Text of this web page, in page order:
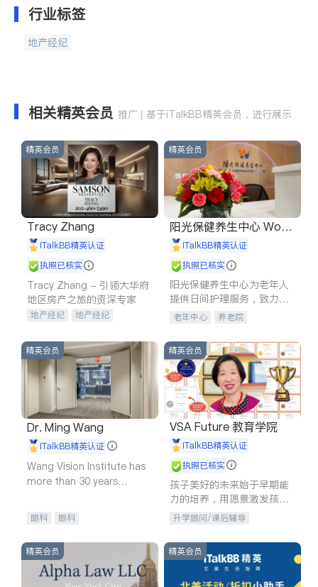
行业标签
地产经纪
相关精英会员 推广 | 基于iTalkBB精英会员，进行展示
精英会员
Tracy Zhang
iTalkBB精英认证
执照已核实
Tracy Zhang - 引领大华府
地区房产之旅的资深专家
地产经纪
地产经纪
商铺租售
开发商建商
精英会员
阳光保健养生中心 World
shine
iTalkBB精英认证
执照已核实
阳光保健养生中心为老年人
提供日间护理服务，致力于
通过持续的护理创新来有效
老年中心 养老院
精英会员
Dr. Ming Wang
iTalkBB精英认证
Wang Vision Institute has
more than 30 years
眼科 眼科
精英会员
VSA Future 教育学院
iTalkBB精英认证
执照已核实
孩子美好的未来始于早期能
力的培养，用愿景激发孩子
的学习潜力和动力。理念：
拥有成长型心态是成功的基
石。
升学顾问/课后辅导
精英会员 精英会员